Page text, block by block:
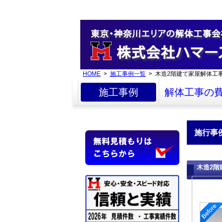
HOME > 施工事例一覧 > 木造2階建て家屋解体
施工事例 解体工事の
施行事
木造2階